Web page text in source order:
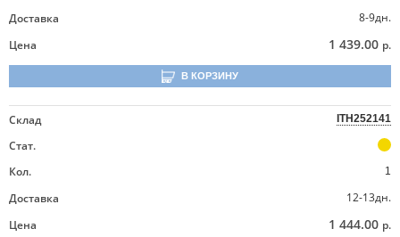
Доставка
8-9дн.
Цена
1 439.00 р.
В КОРЗИНУ
Склад ITH252141
Стат.
Кол.
1
Доставка
12-13дн.
Цена
1 444.00 р.